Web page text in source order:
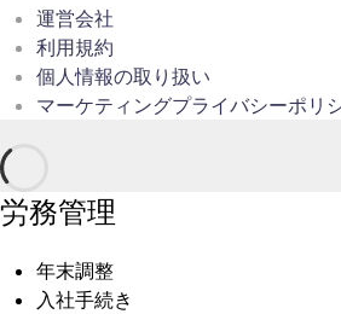
運営会社
利用規約
個人情報の取り扱い
マーケティングプライバシーポリ
労務管理
年末調整
入社手続き